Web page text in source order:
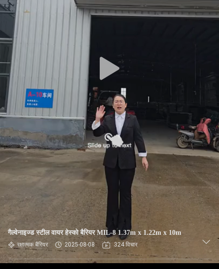
फ़ैक्टरी
टूर
गुणवत्ता
नियंत्रण
हमसे
संपर्क
करें
समाचार
उद्धरण
मांगें
साइटमैप
गैल्वेनाइज्ड स्टील वायर हेस्को बैरियर MIL-8 1.37m x 1.22m x 10m
रक्षात्मक बैरियर 2025-08-08 324 विचार